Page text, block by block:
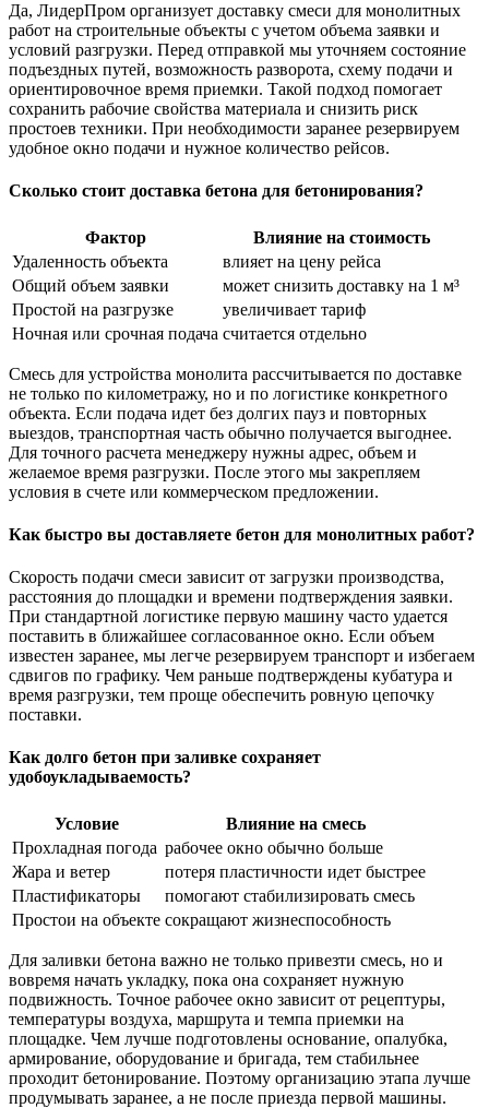
Да, ЛидерПром организует доставку смеси для монолитных
работ на строительные объекты с учетом объема заявки и
условий разгрузки. Перед отправкой мы уточняем состояние
подъездных путей, возможность разворота, схему подачи и
ориентировочное время приемки. Такой подход помогает
сохранить рабочие свойства материала и снизить риск
простоев техники. При необходимости заранее резервируем
удобное окно подачи и нужное количество рейсов.
Сколько стоит доставка бетона для бетонирования?
Фактор
Влияние на стоимость
Удаленность объекта
влияет на цену рейса
Общий объем заявки
может снизить доставку на 1 м³
Простой на разгрузке
увеличивает тариф
Ночная или срочная подача считается отдельно
Смесь для устройства монолита рассчитывается по доставке
не только по километражу, но и по логистике конкретного
объекта. Если подача идет без долгих пауз и повторных
выездов, транспортная часть обычно получается выгоднее.
Для точного расчета менеджеру нужны адрес, объем и
желаемое время разгрузки. После этого мы закрепляем
условия в счете или коммерческом предложении.
Как быстро вы доставляете бетон для монолитных работ?
Скорость подачи смеси зависит от загрузки производства,
расстояния до площадки и времени подтверждения заявки.
При стандартной логистике первую машину часто удается
поставить в ближайшее согласованное окно. Если объем
известен заранее, мы легче резервируем транспорт и избегаем
сдвигов по графику. Чем раньше подтверждены кубатура и
время разгрузки, тем проще обеспечить ровную цепочку
поставки.
Как долго бетон при заливке сохраняет
удобоукладываемость?
Условие
Влияние на смесь
Прохладная погода рабочее окно обычно больше
Жара и ветер
потеря пластичности идет быстрее
Пластификаторы
помогают стабилизировать смесь
Простои на объекте сокращают жизнеспособность
Для заливки бетона важно не только привезти смесь, но и
вовремя начать укладку, пока она сохраняет нужную
подвижность. Точное рабочее окно зависит от рецептуры,
температуры воздуха, маршрута и темпа приемки на
площадке. Чем лучше подготовлены основание, опалубка,
армирование, оборудование и бригада, тем стабильнее
проходит бетонирование. Поэтому организацию этапа лучше
продумывать заранее, а не после приезда первой машины.